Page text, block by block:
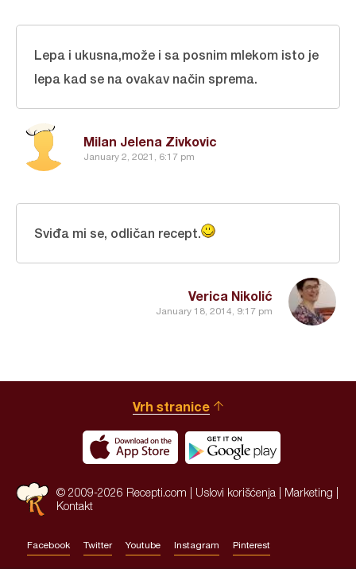
Milan Jelena Zivkovic
January 2, 2021, 6:17 pm
Lepa i ukusna,može i sa posnim mlekom isto je
lepa kad se na ovakav način sprema.
Verica Nikolić
January 18, 2014, 9:17 pm
Sviđa mi se, odličan recept.
Vrh stranice
© 2009-2026 Recepti.com | Uslovi korišćenja Marketing
Kontakt
Facebook Twitter Youtube Instagram Pinterest